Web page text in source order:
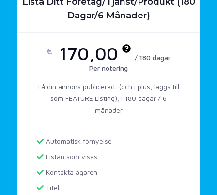
Dagar/6 Månader)
€ 170,00
/ 180 dagar
Per notering
Få din annons publicerad: (och i plus, läggs till
som FEATURE Listing), i 180 dagar / 6
månader
Automatisk förnyelse
Listan som visas
Kontakta ägaren
Titel